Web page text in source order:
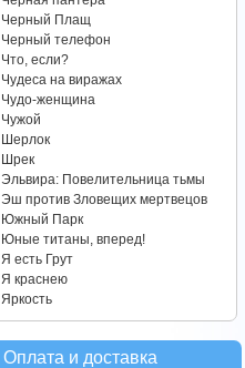
Черный Плащ
Черный телефон
Что, если?
Чудеса на виражах
Чудо-женщина
Чужой
Шерлок
Шрек
Эльвира: Повелительница тьмы
Эш против Зловещих мертвецов
Южный Парк
Юные титаны, вперед!
Я есть Грут
Я краснею
Яркость
Оплата и доставка